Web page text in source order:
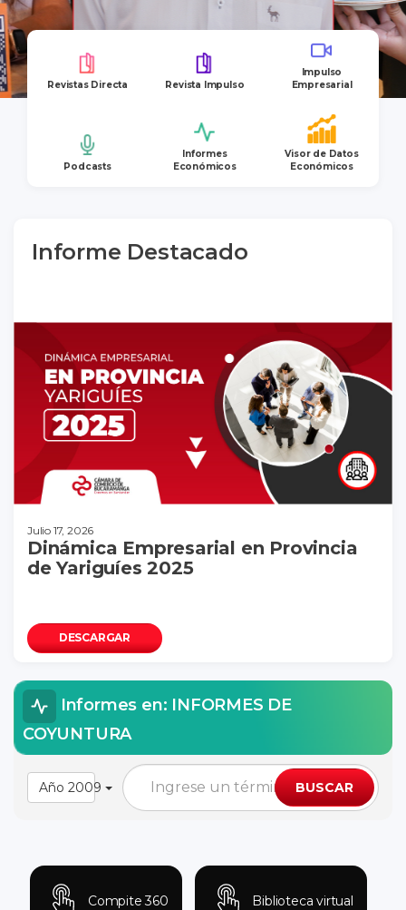
Revistas Directa Revista Impulso
Impulso
Empresarial
Podcasts
Informes
Económicos
Visor de Datos
Económicos
Informe Destacado
Julio 17, 2026
Dinámica Empresarial en Provincia
de Yariguíes 2025
DESCARGAR
Informes en: INFORMES DE
COYUNTURA
Año 2009 BUSCAR
Compite 360 Biblioteca virtual